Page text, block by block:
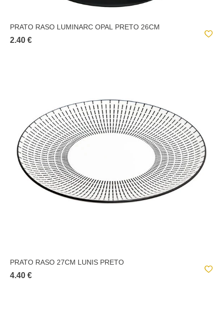
PRATO RASO LUMINARC OPAL PRETO 26CM
2.40 €
PRATO RASO 27CM LUNIS PRETO
4.40 €